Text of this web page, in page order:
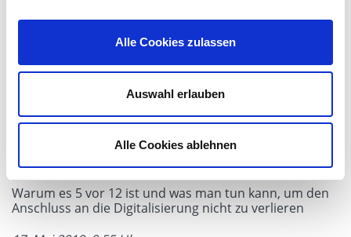
Alle Cookies zulassen
Auswahl erlauben
Alle Cookies ablehnen
Geschäftsprozessoptimierung.
Warum es 5 vor 12 ist und was man tun kann, um den
Anschluss an die Digitalisierung nicht zu verlieren